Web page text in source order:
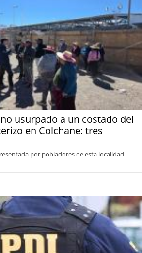
usurpado a un costado del
en Colchane: tres
por pobladores de esta localidad.